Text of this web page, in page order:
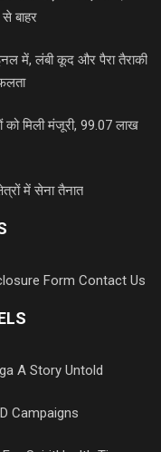
बाहर
में, लंबी कूद और पैरा तैराकी
मिली मंजूरी, 99.07 लाख
में सेना तैनात
Form Contact Us
A Story Untold
Campaigns